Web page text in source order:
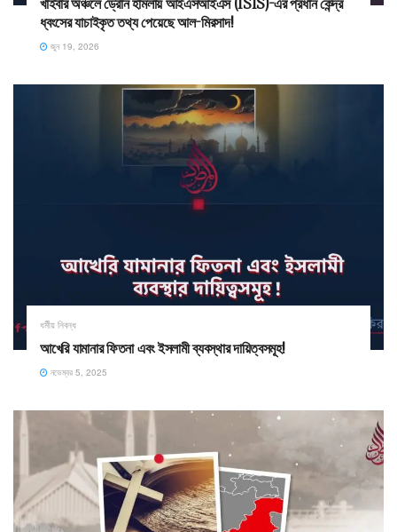
ধ্বংসের যাচাইকৃত তথ্য পেয়েছে আল-মিরসাদ!
জুন 19, 2026
ধর্মীয় নিবন্ধ
আখেরি যামানার ফিতনা এবং ইসলামী ব্যবস্থার দায়িত্বসমূহ!
নভেম্বর 5, 2025